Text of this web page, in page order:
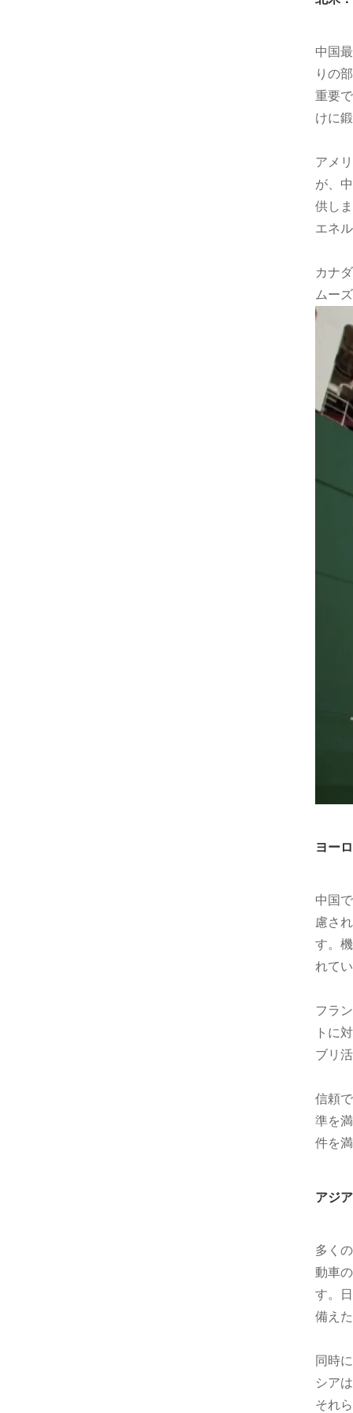
中国
りの
重要
けに
アメ
が、
供し
エネ
カナ
ムー
ヨー
中国
慮さ
す。
れて
フラ
トに
ブリ
信頼
準を
件を
アジ
多く
動車
す。
備え
同時
シア
それ